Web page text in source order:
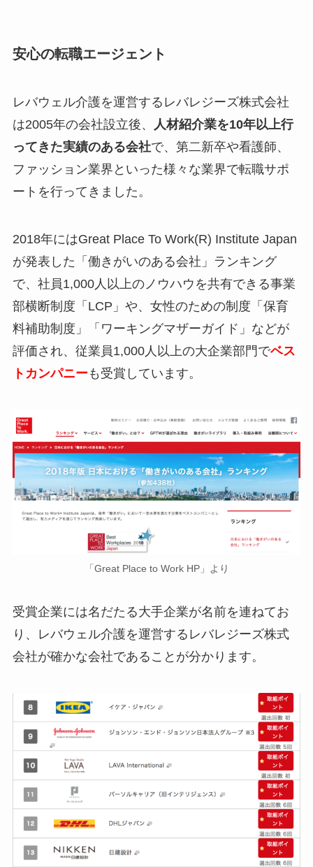
安心の転職エージェント
レバウェル介護を運営するレバレジーズ株式会社
は2005年の会社設立後、
人材紹介業を10年以上行
ってきた実績のある会社で、第二新卒や看護師、
ファッション業界といった様々な業界で転職サポ
ートを行ってきました。
2018年にはGreat Place To Work(R) Institute Japan
が発表した「働きがいのある会社」ランキング
で、社員1,000人以上のノウハウを共有できる事業
部横断制度「LCP」や、女性のための制度「保育
料補助制度」「ワーキングマザーガイド」などが
評価され、従業員1,000人以上の大企業部門でベス
トカンパニーも受賞しています。
「Great Place to Work HP」より
受賞企業には名だたる大手企業が名前を連ねてお
り、レバウェル介護を運営するレバレジーズ株式
会社が確かな会社であることが分かります。